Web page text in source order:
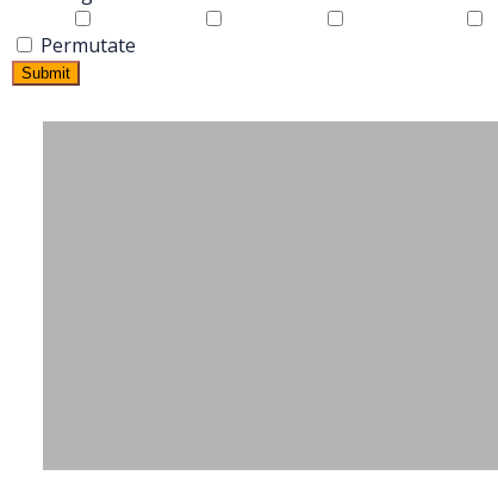
Permutate
Submit